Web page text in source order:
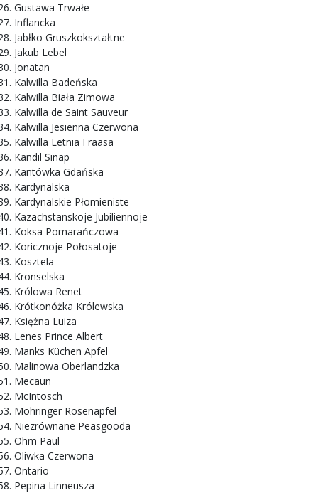
Gustawa Trwałe
Inflancka
Jabłko Gruszkokształtne
Jakub Lebel
Jonatan
Kalwilla Badeńska
Kalwilla Biała Zimowa
Kalwilla de Saint Sauveur
Kalwilla Jesienna Czerwona
Kalwilla Letnia Fraasa
Kandil Sinap
Kantówka Gdańska
Kardynalska
Kardynalskie Płomieniste
Kazachstanskoje Jubiliennoje
Koksa Pomarańczowa
Koricznoje Połosatoje
Kosztela
Kronselska
Królowa Renet
Krótkonóżka Królewska
Księżna Luiza
Lenes Prince Albert
Manks Küchen Apfel
Malinowa Oberlandzka
Mecaun
McIntosch
Mohringer Rosenapfel
Niezrównane Peasgooda
Ohm Paul
Oliwka Czerwona
Ontario
Pepina Linneusza